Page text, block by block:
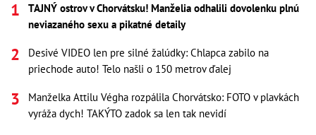
TAJNÝ ostrov v Chorvátsku! Manželia odhalili dovolenku plnú
neviazaného sexu a pikatné detaily
Desivé VIDEO len pre silné žalúdky: Chlapca zabilo na
priechode auto! Telo našli o 150 metrov ďalej
Manželka Attilu Végha rozpálila Chorvátsko: FOTO v plavkách
vyráža dych! TAKÝTO zadok sa len tak nevidí